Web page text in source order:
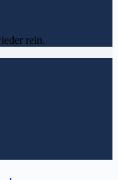
rein.